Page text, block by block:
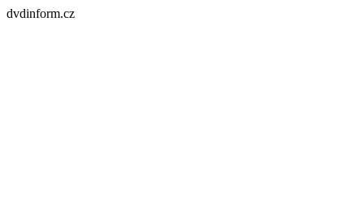
dvdinform.cz